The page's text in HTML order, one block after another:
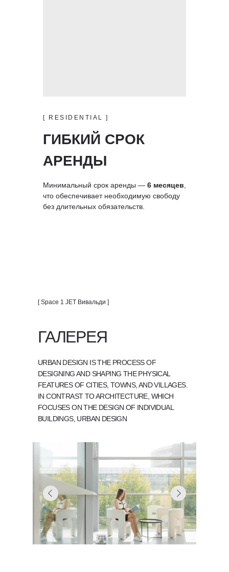
[ RESIDENTIAL ]
ГИБКИЙ СРОК
АРЕНДЫ
Минимальный срок аренды — 6 месяцев
что обеспечивает необходимую свободу
без длительных обязательств.
[ Space 1 JET Вивальди ]
ГАЛЕРЕЯ
URBAN DESIGN IS THE PROCESS OF
DESIGNING AND SHAPING THE PHYSICAL
FEATURES OF CITIES, TOWNS, AND VILLAGES.
IN CONTRAST TO ARCHITECTURE, WHICH
FOCUSES ON THE DESIGN OF INDIVIDUAL
BUILDINGS, URBAN DESIGN